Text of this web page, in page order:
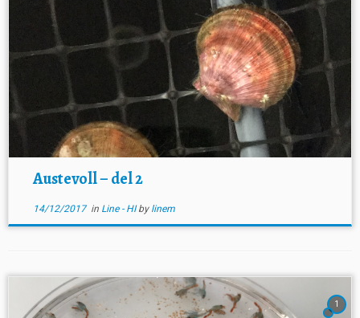
Austevoll – del 2
14/12/2017in Line - HIby linem
1